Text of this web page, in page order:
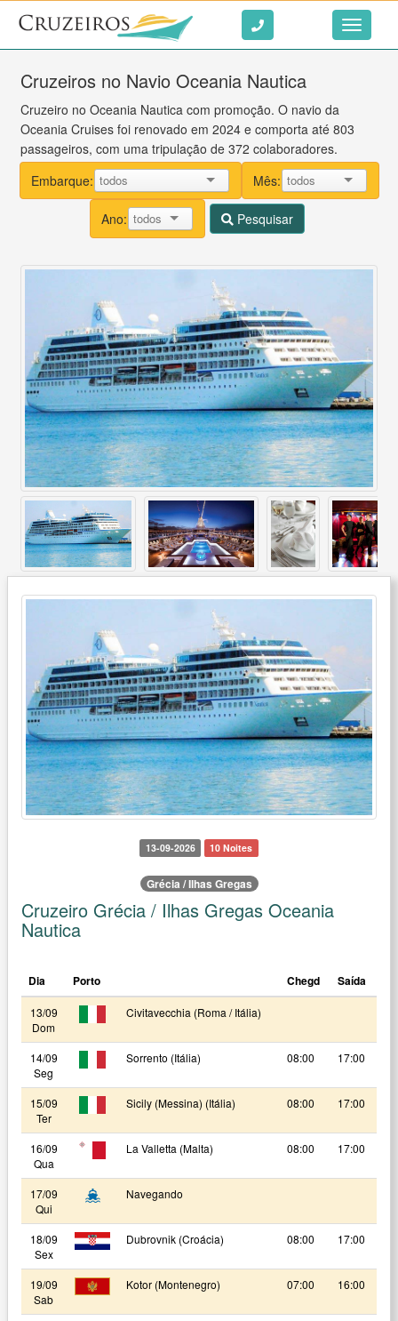
Ir ao conteúdo
Toggle
Cruzeiros no Navio Oceania Nautica
Cruzeiro no Oceania Nautica com promoção. O navio da
Oceania Cruises foi renovado em 2024 e comporta até 803
passageiros, com uma tripulação de 372 colaboradores.
Embarque:
Mês:
Ano: Pesquisar
13-09-2026 10 Noites
Grécia / Ilhas Gregas
Cruzeiro Grécia / Ilhas Gregas Oceania
Nautica
Dia Porto Chegd Saída
13/09
Dom
Civitavecchia (Roma / Itália)
14/09
Seg
Sorrento (Itália) 08:00 17:00
15/09
Ter
Sicily (Messina) (Itália) 08:00 17:00
16/09
Qua
La Valletta (Malta) 08:00 17:00
17/09
Qui
Navegando
18/09
Sex
Dubrovnik (Croácia) 08:00 17:00
19/09
Sab
Kotor (Montenegro) 07:00 16:00